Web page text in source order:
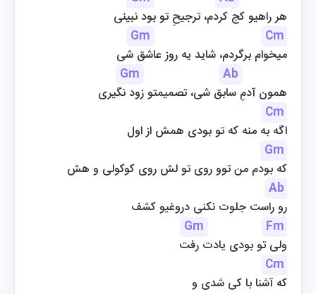
هر راهیو کج کردم، ترجیحِ تو بود نبینی
Gm
Cm
میخوام برگردم، شاید یه روز عاشق شی
Gm
Ab
همون آدمِ سابق شی، تصمیمتو زود نگیری
Cm
اگه به منه که تو بودی همش از اول
Gm
که بودم من توو روی تو لش روی کوکولی و هش
Ab
رو راست جلوت نکنی دروغیو کشف
Gm
Fm
ولی تو بودی یادت رفت
Cm
که آشنا با کی شدی و